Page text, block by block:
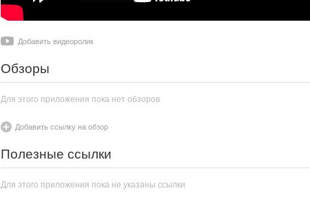
Добавить видеоролик
Обзоры
Для этого приложения пока нет обзоров
Добавить ссылку на обзор
Полезные ссылки
Для этого приложения пока не указаны ссылки